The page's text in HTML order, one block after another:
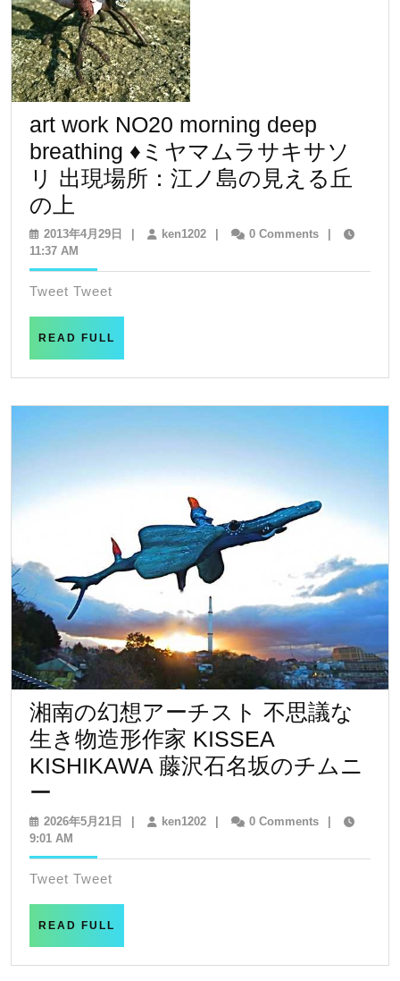
art work NO20 morning deep
breathing ♦ミヤマムラサキサソ
リ 出現場所：江ノ島の見える丘
の上
work
NO20
morning
deep
breathing
♦
マ
サ
ソ
リ
出
現
場
所：
江
島
見
え
る
丘
2013年4月29日
2013
日
ken1202ken12020 Comments
11:37 AM
Tweet Tweet
READ FULL
湘南の幻想アーチスト 不思議な
生き物造形作家 KISSEA
KISHIKAWA 藤沢石名坂のチムニ
ー
南
の
幻
想
ア
ー
2026年5月21日 2026
日
| ken1202ken1202
| 0 Comments
|
9:01 AM
Tweet Tweet
READ FULL